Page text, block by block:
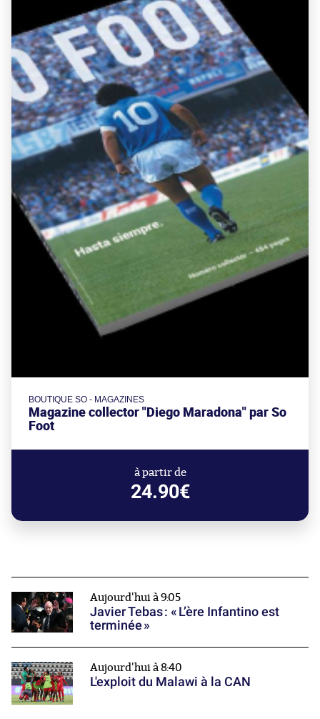
BOUTIQUE SO - MAGAZINES
Magazine collector "Diego Maradona" par So
Foot
à partir de
24.90€
Aujourd'hui à 9:05
Javier Tebas : « L’ère Infantino est
terminée »
Aujourd'hui à 8:40
L'exploit du Malawi à la CAN